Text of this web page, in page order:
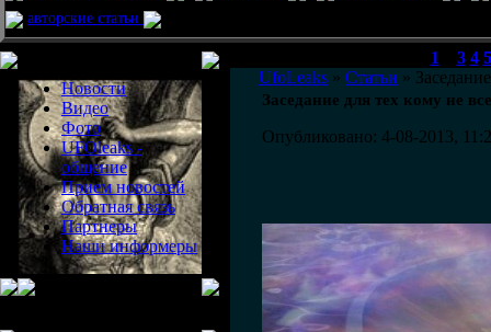
авторские статьи
Новости
Видео
Фото
UFOleaks -
общение
Прием новостей
Обратная связь
Партнеры
Наши информеры
1 3 4 5
UfoLeaks » Статьи »
Заседание для тех кому не
Опубликовано: 4-08-2013,